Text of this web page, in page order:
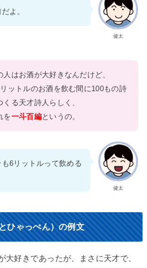
健太
よ。
人はお酒が大好きなんだけど、
ットルのお酒を飲む間に100もの詩
くる天才詩人らしく、
を一斗百編というの。
健太
6リットルって飲める
ひゃっぺん）の例文
大好きであったが、まさに天才で、